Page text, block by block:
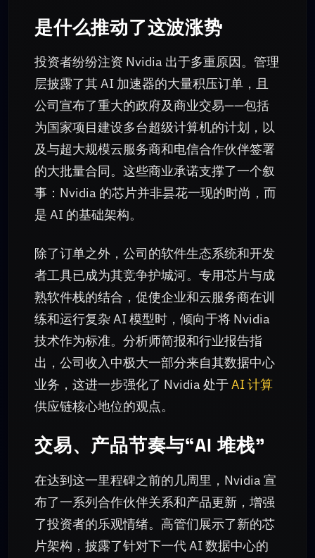
是什么推动了这波涨势
投资者纷纷注资 Nvidia 出于多重原因。管理
层披露了其 AI 加速器的大量积压订单，且
公司宣布了重大的政府及商业交易——包括
为国家项目建设多台超级计算机的计划，以
及与超大规模云服务商和电信合作伙伴签署
的大批量合同。这些商业承诺支撑了一个叙
事：Nvidia 的芯片并非昙花一现的时尚，而
是 AI 的基础架构。
除了订单之外，公司的软件生态系统和开发
者工具已成为其竞争护城河。专用芯片与成
熟软件栈的结合，促使企业和云服务商在训
练和运行复杂 AI 模型时，倾向于将 Nvidia
技术作为标准。分析师简报和行业报告指
出，公司收入中极大一部分来自其数据中心
业务，这进一步强化了 Nvidia 处于AI 计算
供应链核心地位的观点。
交易、产品节奏与“AI 堆栈”
在达到这一里程碑之前的几周里，Nvidia 宣
布了一系列合作伙伴关系和产品更新，增强
了投资者的乐观情绪。高管们展示了新的芯
片架构，披露了针对下一代 AI 数据中心的